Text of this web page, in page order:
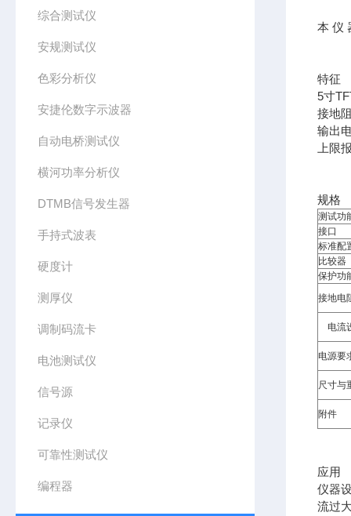
综合测试仪
安规测试仪
色彩分析仪
安捷伦数字示波器
自动电桥测试仪
横河功率分析仪
DTMB信号发生器
手持式波表
硬度计
测厚仪
调制码流卡
电池测试仪
信号源
记录仪
可靠性测试仪
编程器
本 仪
特征
5寸
接地
输出
上限
规格
测试功
接口
标准配
比较器
保护功
接地电
电流
电源要
尺寸与
附件
应用
仪器
流过